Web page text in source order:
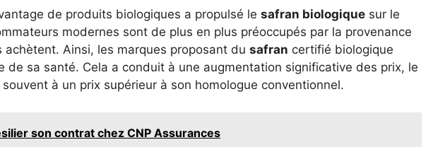
de produits biologiques a propulsé le safran biologique sur le
modernes sont de plus en plus préoccupés par la provenance
achètent. Ainsi, les marques proposant du safran certifié biologique
de sa santé. Cela a conduit à une augmentation significative des prix, le
à un prix supérieur à son homologue conventionnel.
son contrat chez CNP Assurances